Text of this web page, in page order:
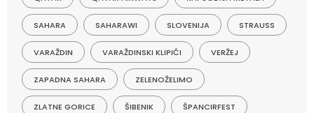
SAHARA SAHARAWI SLOVENIJA STRAUSS
VARAŽDIN VARAŽDINSKI KLIPIĆI VERŽEJ
ZAPADNA SAHARA ZELENOŽELIMO
ZLATNE GORICE ŠIBENIK ŠPANCIRFEST